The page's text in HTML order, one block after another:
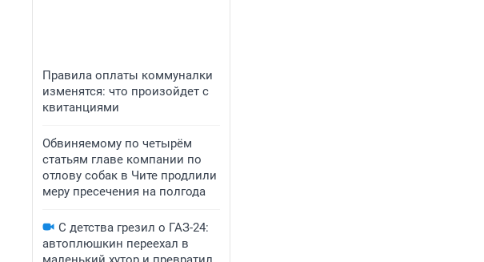
Правила оплаты коммуналки
изменятся: что произойдет с
квитанциями
Обвиняемому по четырём
статьям главе компании по
отлову собак в Чите продлили
меру пресечения на полгода
С детства грезил о ГАЗ-24:
автоплюшкин переехал в